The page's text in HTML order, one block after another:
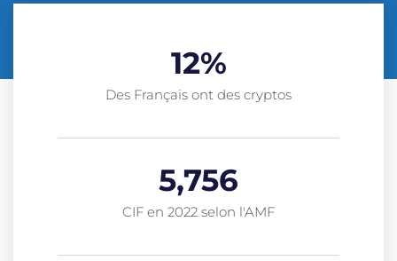
Des Français ont des cryptos
12%
CIF en 2022 selon l'AMF
5,756